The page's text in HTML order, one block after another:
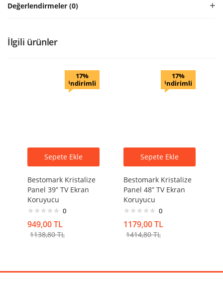
Değerlendirmeler (0)
İlgili ürünler
17%
indirimli
Sepete Ekle
Bestomark Kristalize
Panel 39” TV Ekran
Koruyucu
0
949,00TL
1138,80TL
17%
indirimli
Sepete Ekle
Bestomark Kristalize
Panel 48” TV Ekran
Koruyucu
0
1179,00TL
1414,80TL